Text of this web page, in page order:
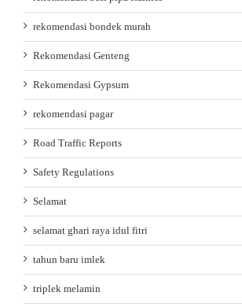
rekomendasi bondek murah
Rekomendasi Genteng
Rekomendasi Gypsum
rekomendasi pagar
Road Traffic Reports
Safety Regulations
Selamat
selamat ghari raya idul fitri
tahun baru imlek
triplek melamin